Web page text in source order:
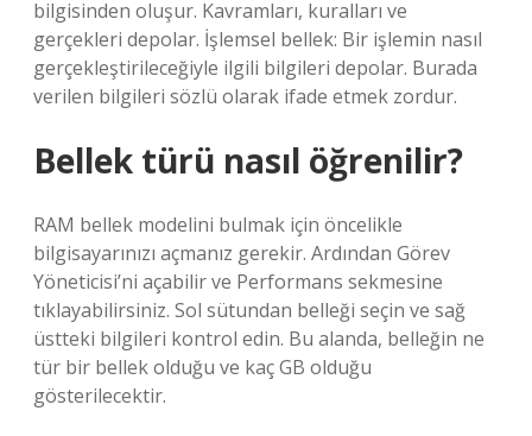
bilgisinden oluşur. Kavramları, kuralları ve
gerçekleri depolar. İşlemsel bellek: Bir işlemin nasıl
gerçekleştirileceğiyle ilgili bilgileri depolar. Burada
verilen bilgileri sözlü olarak ifade etmek zordur.
Bellek türü nasıl öğrenilir?
RAM bellek modelini bulmak için öncelikle
bilgisayarınızı açmanız gerekir. Ardından Görev
Yöneticisi’ni açabilir ve Performans sekmesine
tıklayabilirsiniz. Sol sütundan belleği seçin ve sağ
üstteki bilgileri kontrol edin. Bu alanda, belleğin ne
tür bir bellek olduğu ve kaç GB olduğu
gösterilecektir.